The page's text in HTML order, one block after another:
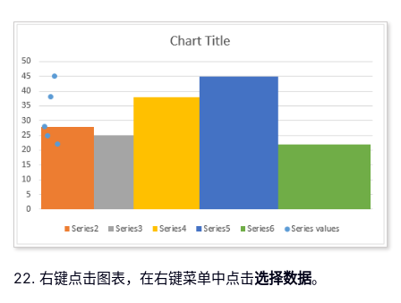
22. 右键点击图表，在右键菜单中点击选择数据。